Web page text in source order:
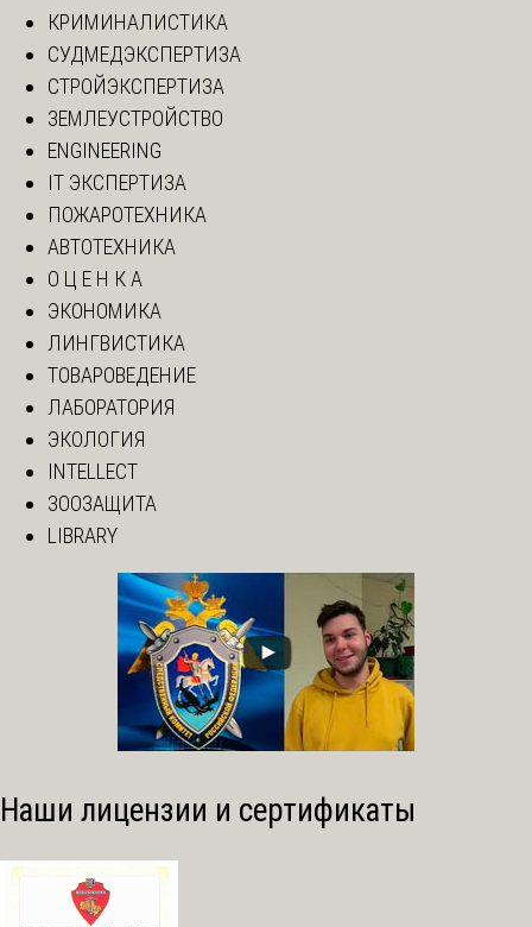
КРИМИНАЛИСТИКА
СУДМЕДЭКСПЕРТИЗА
СТРОЙЭКСПЕРТИЗА
ЗЕМЛЕУСТРОЙСТВО
ENGINEERING
IT ЭКСПЕРТИЗА
ПОЖАРОТЕХНИКА
АВТОТЕХНИКА
О Ц Е Н К А
ЭКОНОМИКА
ЛИНГВИСТИКА
ТОВАРОВЕДЕНИЕ
ЛАБОРАТОРИЯ
ЭКОЛОГИЯ
INTELLECT
ЗООЗАЩИТА
LIBRARY
Наши лицензии и сертификаты